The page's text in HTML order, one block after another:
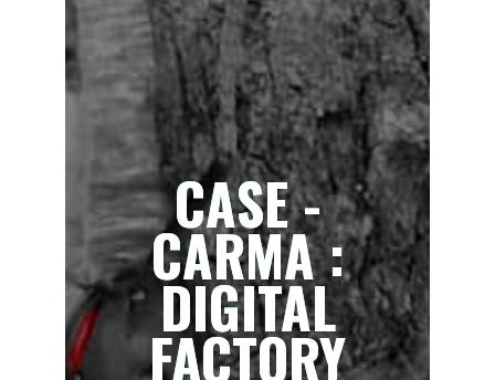
CASE -
CARMA :
DIGITAL
FACTORY